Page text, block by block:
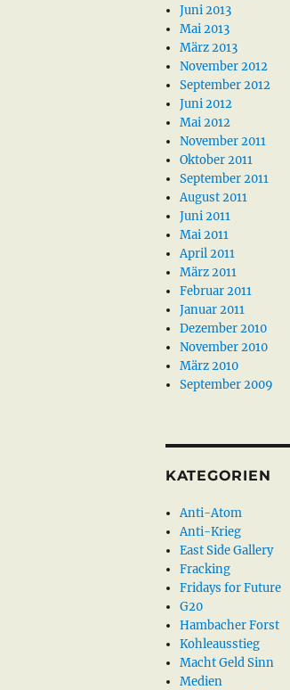
Juni 2013
Mai 2013
März 2013
November 2012
September 2012
Juni 2012
Mai 2012
November 2011
Oktober 2011
September 2011
August 2011
Juni 2011
Mai 2011
April 2011
März 2011
Februar 2011
Januar 2011
Dezember 2010
November 2010
März 2010
September 2009
KATEGORIEN
Anti-Atom
Anti-Krieg
East Side Gallery
Fracking
Fridays for Future
G20
Hambacher Forst
Kohleausstieg
Macht Geld Sinn
Medien